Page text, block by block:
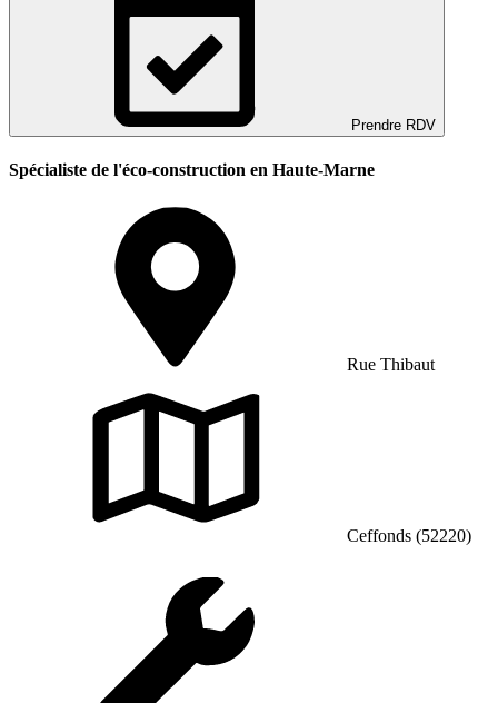
Prendre RDV
Spécialiste de l'éco-construction en Haute-Marne
Rue Thibaut
Ceffonds (52220)